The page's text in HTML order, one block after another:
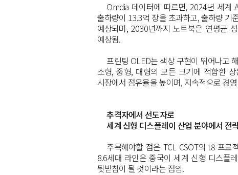
Omdia 데이터에 따르면, 2024년 세계
출하량이 13.3억 장을 초과하고,출하량 기
예상되며, 2030년까지 노트북은 연평균
예상됨.
프린팅 OLED는 색상 구현이 뛰어나고
소형,중형, 대형의 모든 크기에 적합한 상
시장에서 점유율을 높이며, 지속적으로 경
추격자에서 선도자로
세계 신형 디스플레이 산업 분야에서 전
주목해야할 점은 TCL CSOT의 t8 프로
8.6세대 라인은 중국이 세계 신형 디스플
뒷받침이 될 것이라는 점임.